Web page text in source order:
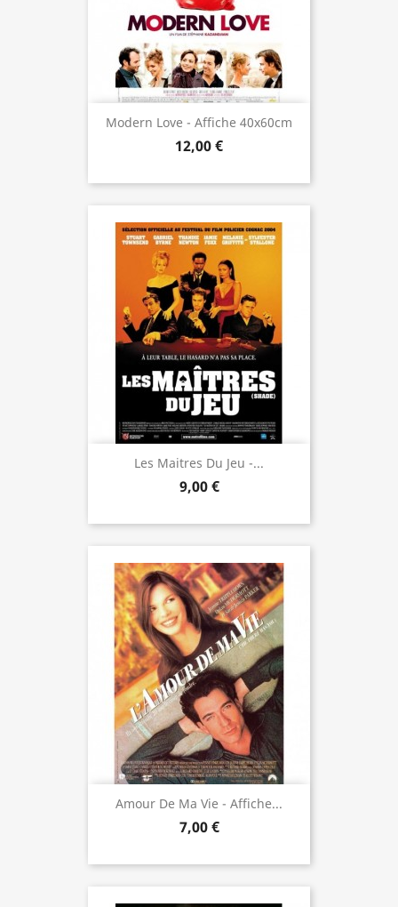
Modern Love - Affiche 40x60cm
12,00 €
Les Maitres Du Jeu -...
9,00 €
Amour De Ma Vie - Affiche...
7,00 €